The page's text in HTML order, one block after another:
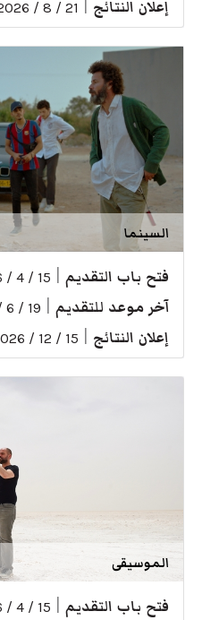
إعلان النتائج 21 / 8 / 2026
السينما
فتح باب التقديم 15 / 4 / 2026
آخر موعد للتقديم 19 / 6 / 2026
إعلان النتائج 15 / 12 / 2026
الموسيقى
فتح باب التقديم 15 / 4 / 2026